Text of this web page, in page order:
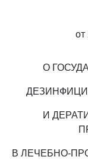
от
О
И
В ЛЕЧЕБНО-